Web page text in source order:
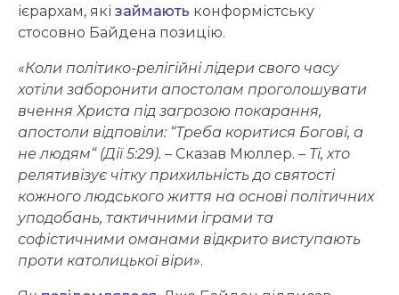
ієрархам, які займають конформістську
стосовно Байдена позицію.
«Коли політико-релігійні лідери свого часу
хотіли заборонити апостолам проголошувати
вчення Христа під загрозою покарання,
апостоли відповіли: “Треба коритися Богові, а
не людям“ (Дії 5:29). – Сказав Мюллер. – Ті, хто
релятивізує чітку прихильність до святості
кожного людського життя на основі політичних
уподобань, тактичними іграми та
софістичними оманами відкрито виступають
проти католицької віри».